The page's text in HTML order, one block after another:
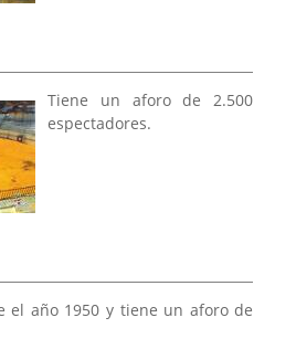
Tiene un aforo de 2.500
espectadores.
el año 1950 y tiene un aforo de